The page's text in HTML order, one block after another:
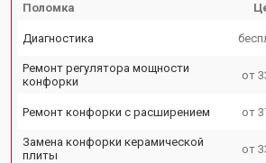
Поломка
Диагностика
Ремонт регулятора мощности
конфорки
от
Ремонт конфорки с расширением от
Замена конфорки керамической
плиты
от